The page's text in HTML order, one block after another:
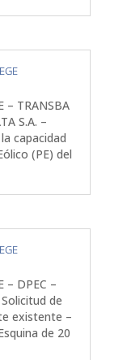
– TRANSBA
S.A. –
capacidad
(PE) del
– DPEC –
Solicitud de
existente –
de 20